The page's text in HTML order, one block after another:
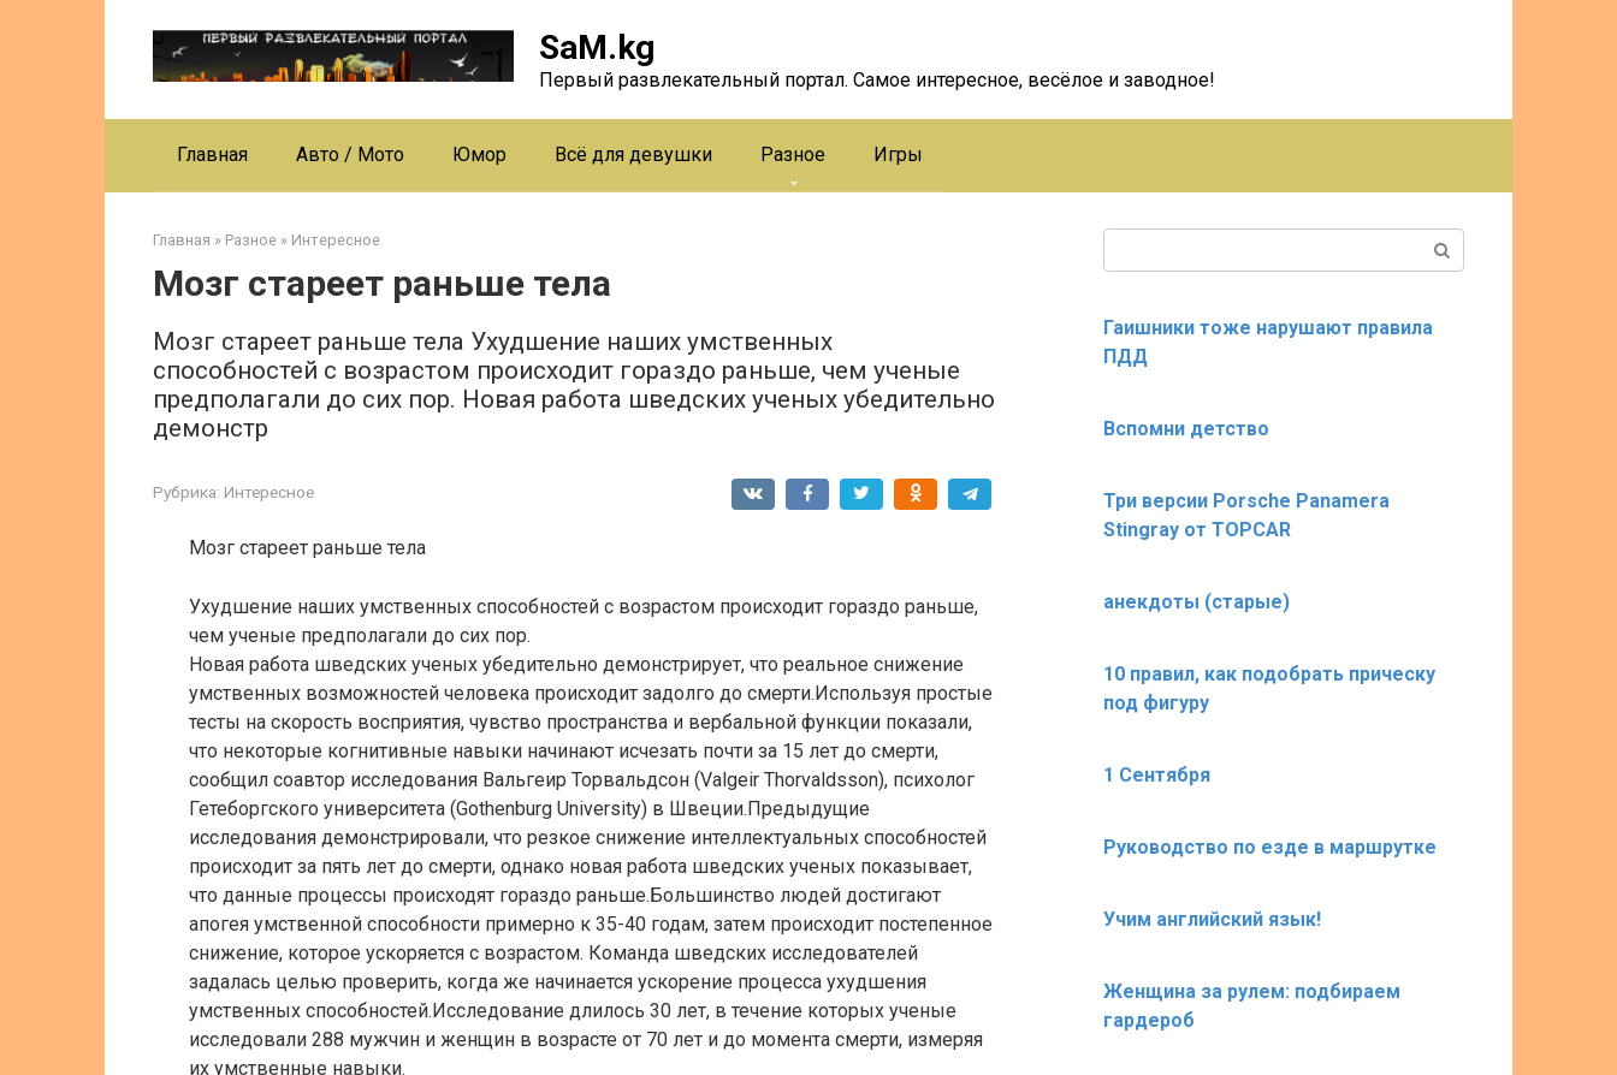
SaM.kg
Первый развлекательный портал. Самое интересное, весёлое и заводное!
Главная Авто / Мото Юмор Всё для девушки Разное Игры
Главная » Разное » Интересное
Мозг стареет раньше тела
Мозг стареет раньше тела Ухудшение наших умственных
способностей с возрастом происходит гораздо раньше, чем ученые
предполагали до сих пор. Новая работа шведских ученых убедительно
демонстр
Рубрика: Интересное
Мозг стареет раньше тела
Ухудшение наших умственных способностей с возрастом происходит гораздо раньше,
чем ученые предполагали до сих пор.
Новая работа шведских ученых убедительно демонстрирует, что реальное снижение
умственных возможностей человека происходит задолго до смерти.Используя простые
тесты на скорость восприятия, чувство пространства и вербальной функции показали,
что некоторые когнитивные навыки начинают исчезать почти за 15 лет до смерти,
сообщил соавтор исследования Вальгеир Торвальдсон (Valgeir Thorvaldsson), психолог
Гетеборгского университета (Gothenburg University) в Швеции.Предыдущие
исследования демонстрировали, что резкое снижение интеллектуальных способностей
происходит за пять лет до смерти, однако новая работа шведских ученых показывает,
что данные процессы происходят гораздо раньше.Большинство людей достигают
апогея умственной способности примерно к 35-40 годам, затем происходит постепенное
снижение, которое ускоряется с возрастом. Команда шведских исследователей
задалась целью проверить, когда же начинается ускорение процесса ухудшения
умственных способностей.Исследование длилось 30 лет, в течение которых ученые
исследовали 288 мужчин и женщин в возрасте от 70 лет и до момента смерти, измеряя
их умственные навыки.
Гаишники тоже нарушают правила
ПДД
Вспомни детство
Три версии Porsche Panamera
Stingray от TOPCAR
анекдоты (старые)
10 правил, как подобрать прическу
под фигуру
1 Сентября
Руководство по езде в маршрутке
Учим английский язык!
Женщина за рулем: подбираем
гардероб